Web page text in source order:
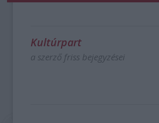
Kultúrpart
a szerző friss bejegyzései